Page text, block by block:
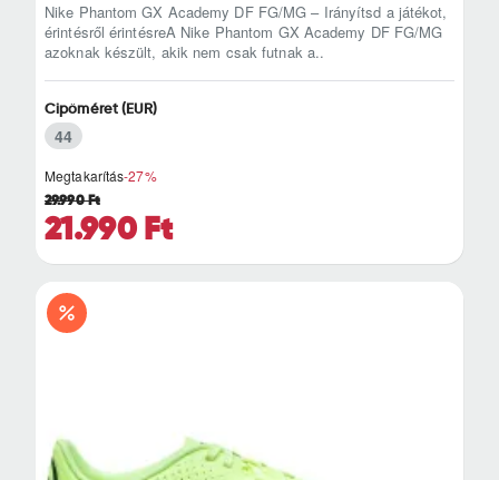
Nike Phantom GX Academy DF FG/MG – Irányítsd a játékot,
érintésről érintésreA Nike Phantom GX Academy DF FG/MG
azoknak készült, akik nem csak futnak a..
Megtakarítás-27%
21.990 Ft
29.990 Ft
Cipőméret (EUR)
44